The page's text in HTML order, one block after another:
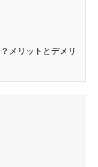
メリットとデメリ